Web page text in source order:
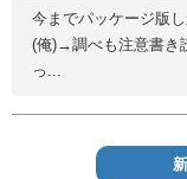
今までパッケージ版
(俺)→調べも注意書き
っ...